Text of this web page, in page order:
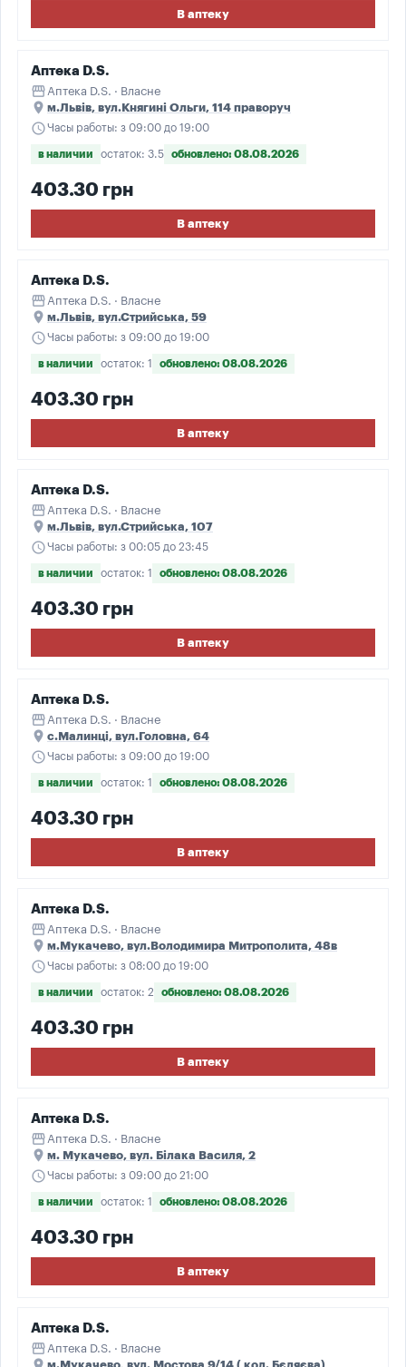
В аптеку
Аптека D.S.
storefront Аптека D.S. · Власне
place м.Львів, вул.Княгині Ольги, 114 праворуч
scheduleЧасы работы: з 09:00 до 19:00
в наличии остаток: 3.5 обновлено: 08.08.2026
403.30 грн
В аптеку
Аптека D.S.
storefront Аптека D.S. · Власне
place м.Львів, вул.Стрийська, 59
scheduleЧасы работы: з 09:00 до 19:00
в наличии остаток: 1 обновлено: 08.08.2026
403.30 грн
В аптеку
Аптека D.S.
storefront Аптека D.S. · Власне
place м.Львів, вул.Стрийська, 107
scheduleЧасы работы: з 00:05 до 23:45
в наличии остаток: 1 обновлено: 08.08.2026
403.30 грн
В аптеку
Аптека D.S.
storefront Аптека D.S. · Власне
place с.Малинці, вул.Головна, 64
scheduleЧасы работы: з 09:00 до 19:00
в наличии остаток: 1 обновлено: 08.08.2026
403.30 грн
В аптеку
Аптека D.S.
storefront Аптека D.S. · Власне
place м.Мукачево, вул.Володимира Митрополита, 48в
scheduleЧасы работы: з 08:00 до 19:00
в наличии остаток: 2 обновлено: 08.08.2026
403.30 грн
В аптеку
Аптека D.S.
storefront Аптека D.S. · Власне
place м. Мукачево, вул. Білака Василя, 2
scheduleЧасы работы: з 09:00 до 21:00
в наличии остаток: 1 обновлено: 08.08.2026
403.30 грн
В аптеку
Аптека D.S.
storefront Аптека D.S. · Власне